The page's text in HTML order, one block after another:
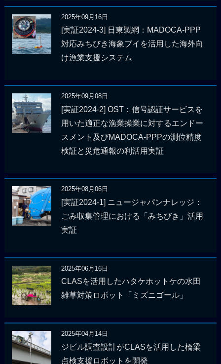
2025年09月16日
[実証2024-3] 日東製網：MADOCA-PPP
対応みちびき海象ブイを活用した海外向
け漁業支援システム
2025年09月08日
[実証2024-2] OST：信号認証サービスを
用いた適正な漁業操業に対するエンドー
スメント及びMADOCA-PPPの測位精度
検証と災危通報の利活用実証
2025年08月06日
[実証2024-1] ニュージャパンナレッジ：
ごみ収集管理における「みちびき」活用
実証
2025年06月16日
CLASを活用したハタケホットケの水田
雑草対策ロボット「ミズニゴール」
2025年04月14日
ジビル調査設計がCLASを活用した橋梁
点検支援ロボットを開発